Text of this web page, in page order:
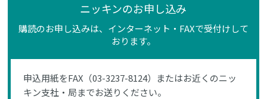
ニッキンのお申し込み
購読のお申し込みは、インターネット・FAXで受付けして
おります。
申込用紙をFAX（03-3237-8124）またはお近くのニッ
キン支社・局までお送りください。